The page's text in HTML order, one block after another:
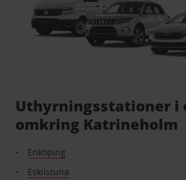
Uthyrningsstationer i
omkring Katrineholm
Enköping
Eskilstuna